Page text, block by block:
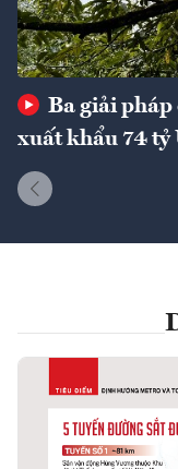
Ba giải pháp
xuất khẩu 74 tỷ